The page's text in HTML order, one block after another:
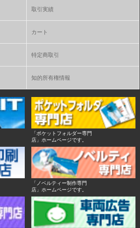
取引実績
カート
特定商取引
知的所有権情報
「ポケットフォルダー専門
店」ホームページです。
「ノベルティー制作専門
店」ホームページです。